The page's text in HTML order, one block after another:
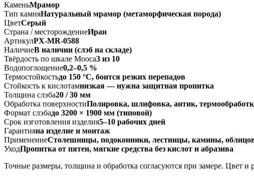
КаменьМрамор
Тип камняНатуральный мрамор (метаморфическая порода)
ЦветСерый
Страна / месторождениеИран
АртикулPX-MR-0588
НаличиеВ наличии (слэб на складе)
Твёрдость по шкале Мооса3 из 10
Водопоглощение0,2–0,5 %
Термостойкостьдо 150 °C, боится резких перепадов
Стойкость к кислотамнизкая — нужна защитная пропитка
Толщина слэба20 / 30 мм
Обработка поверхностиПолировка, шлифовка, антик,
Формат слэбадо 3200 × 1900 мм (типовой)
Срок изготовления изделия5–10 рабочих дней
Гарантияна изделие и монтаж
ПрименениеСтолешницы, подоконники, лестницы, камины,
УходПропитка от пятен, мягкие средства без кислот и абразива
Точные размеры, толщина и обработка согласуются при замере. Цвет и